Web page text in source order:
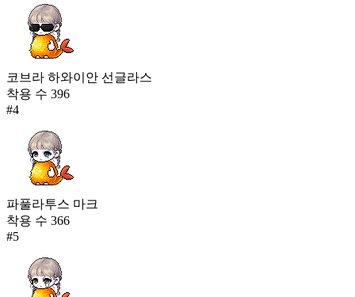
코브라 하와이안 선글라스
착용 수 396
#4
파풀라투스 마크
착용 수 366
#5